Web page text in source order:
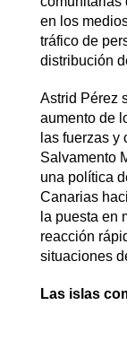
en los
tráfico de
distribución
Astrid Pérez
aumento de
las fuerzas y
Salvamento
una política
Canarias
la puesta en
reacción
situaciones
Las islas